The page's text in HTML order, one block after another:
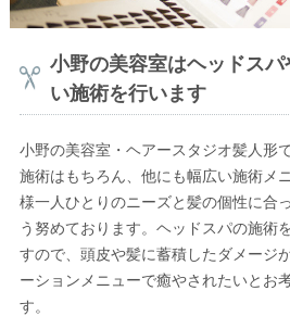
小野の美容室はヘッドス
い施術を行います
小野の美容室・ヘアースタジオ髪人形
施術はもちろん、他にも幅広い施術メ
様一人ひとりのニーズと髪の個性に合
う努めております。ヘッドスパの施術
すので、頭皮や髪に蓄積したダメージ
ーションメニューで癒やされたいとお
す。